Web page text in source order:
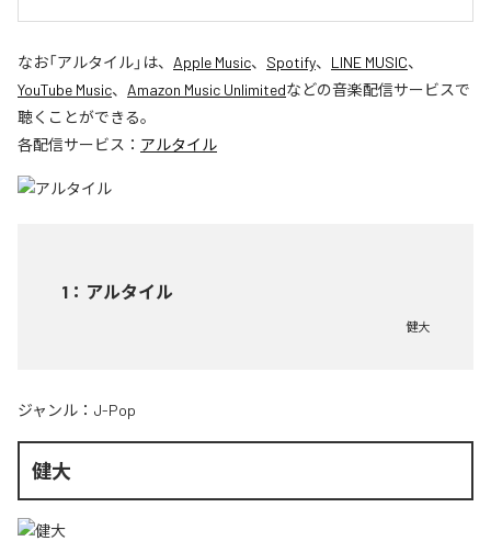
なお「アルタイル」は、 Apple Music、 Spotify、 LINE MUSIC、
YouTube Music、 Amazon Music Unlimitedなどの音楽配信サービスで
聴くことができる。
各配信サービス： アルタイル
1 ： アルタイル
健大
ジャンル： J-Pop
健大